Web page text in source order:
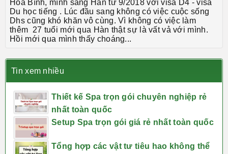
Hòa Bình, mình sang Hàn từ 9/2018 với visa D4 - visa
Du học tiếng . Lúc đầu sang không có việc cuộc sống
Dhs cũng khó khăn vô cùng. Vì không có việc làm
thêm 27 tuổi mới qua Hàn thật sự là vất vả với mình.
Hồi mới qua mình thấy choáng...
Tin xem nhiều
Thiết kế Spa trọn gói chuyên nghiệp rẻ
nhất toàn quốc
Setup Spa trọn gói giá rẻ nhất toàn quốc
Tổng hợp các vật tư tiêu hao không thể